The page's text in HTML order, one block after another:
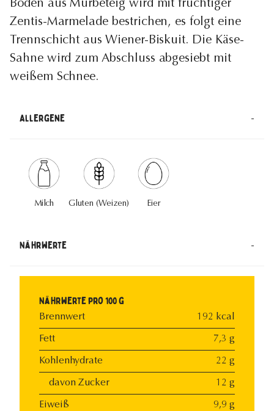
Boden aus Mürbeteig wird mit fruchtiger
Zentis-Marmelade bestrichen, es folgt eine
Trennschicht aus Wiener-Biskuit. Die Käse-
Sahne wird zum Abschluss abgesiebt mit
weißem Schnee.
Allergene -
Milch Gluten (Weizen) Eier
Nährwerte -
Nährwerte pro 100 g
Brennwert 192 kcal
Fett 7,3 g
Kohlenhydrate 22 g
davon Zucker 12 g
Eiweiß 9,9 g